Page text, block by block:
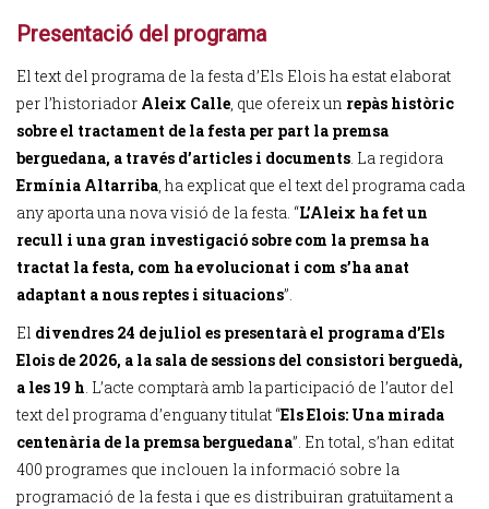
Presentació del programa
El text del programa de la festa d’Els Elois ha estat elaborat
per l’historiador Aleix Calle, que ofereix un repàs històric
sobre el tractament de la festa per part la premsa
berguedana, a través d’articles i documents. La regidora
Ermínia Altarriba, ha explicat que el text del programa cada
any aporta una nova visió de la festa. “L’Aleix ha fet un
recull i una gran investigació sobre com la premsa ha
tractat la festa, com ha evolucionat i com s’ha anat
adaptant a nous reptes i situacions”.
El divendres 24 de juliol es presentarà el programa d’Els
Elois de 2026, a la sala de sessions del consistori berguedà,
a les 19 h. L’acte comptarà amb la participació de l’autor del
text del programa d’enguany titulat “Els Elois: Una mirada
centenària de la premsa berguedana”. En total, s’han editat
400 programes que inclouen la informació sobre la
programació de la festa i que es distribuiran gratuïtament a